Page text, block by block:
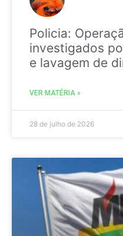
Policia:
investigados
e lavagem de
VER MATÉRIA »
28 de julho de 2026